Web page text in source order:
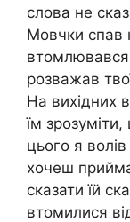
слова не
Мовчки спав
втомлювався
розважав
На вихідних
їм
цього я
хочеш
сказати їй
втомилися